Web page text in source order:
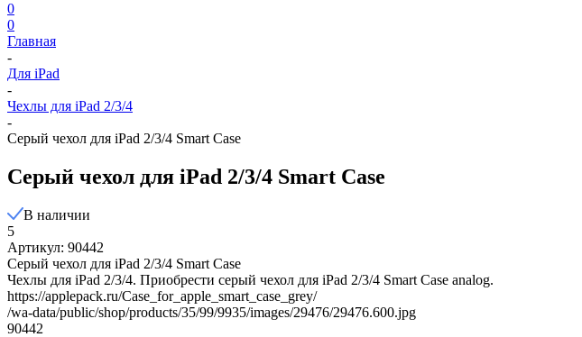
0
0
Главная
-
Для iPad
-
Чехлы для iPad 2/3/4
-
Серый чехол для iPad 2/3/4 Smart Case
Серый чехол для iPad 2/3/4 Smart Case
В наличии
5
Артикул: 90442
Серый чехол для iPad 2/3/4 Smart Case
Чехлы для iPad 2/3/4. Приобрести серый чехол для iPad 2/3/4 Smart Case analog.
https://applepack.ru/Case_for_apple_smart_case_grey/
/wa-data/public/shop/products/35/99/9935/images/29476/29476.600.jpg
90442